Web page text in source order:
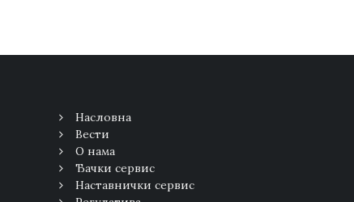
Насловна
Вести
О нама
Ђачки сервис
Наставнички сервис